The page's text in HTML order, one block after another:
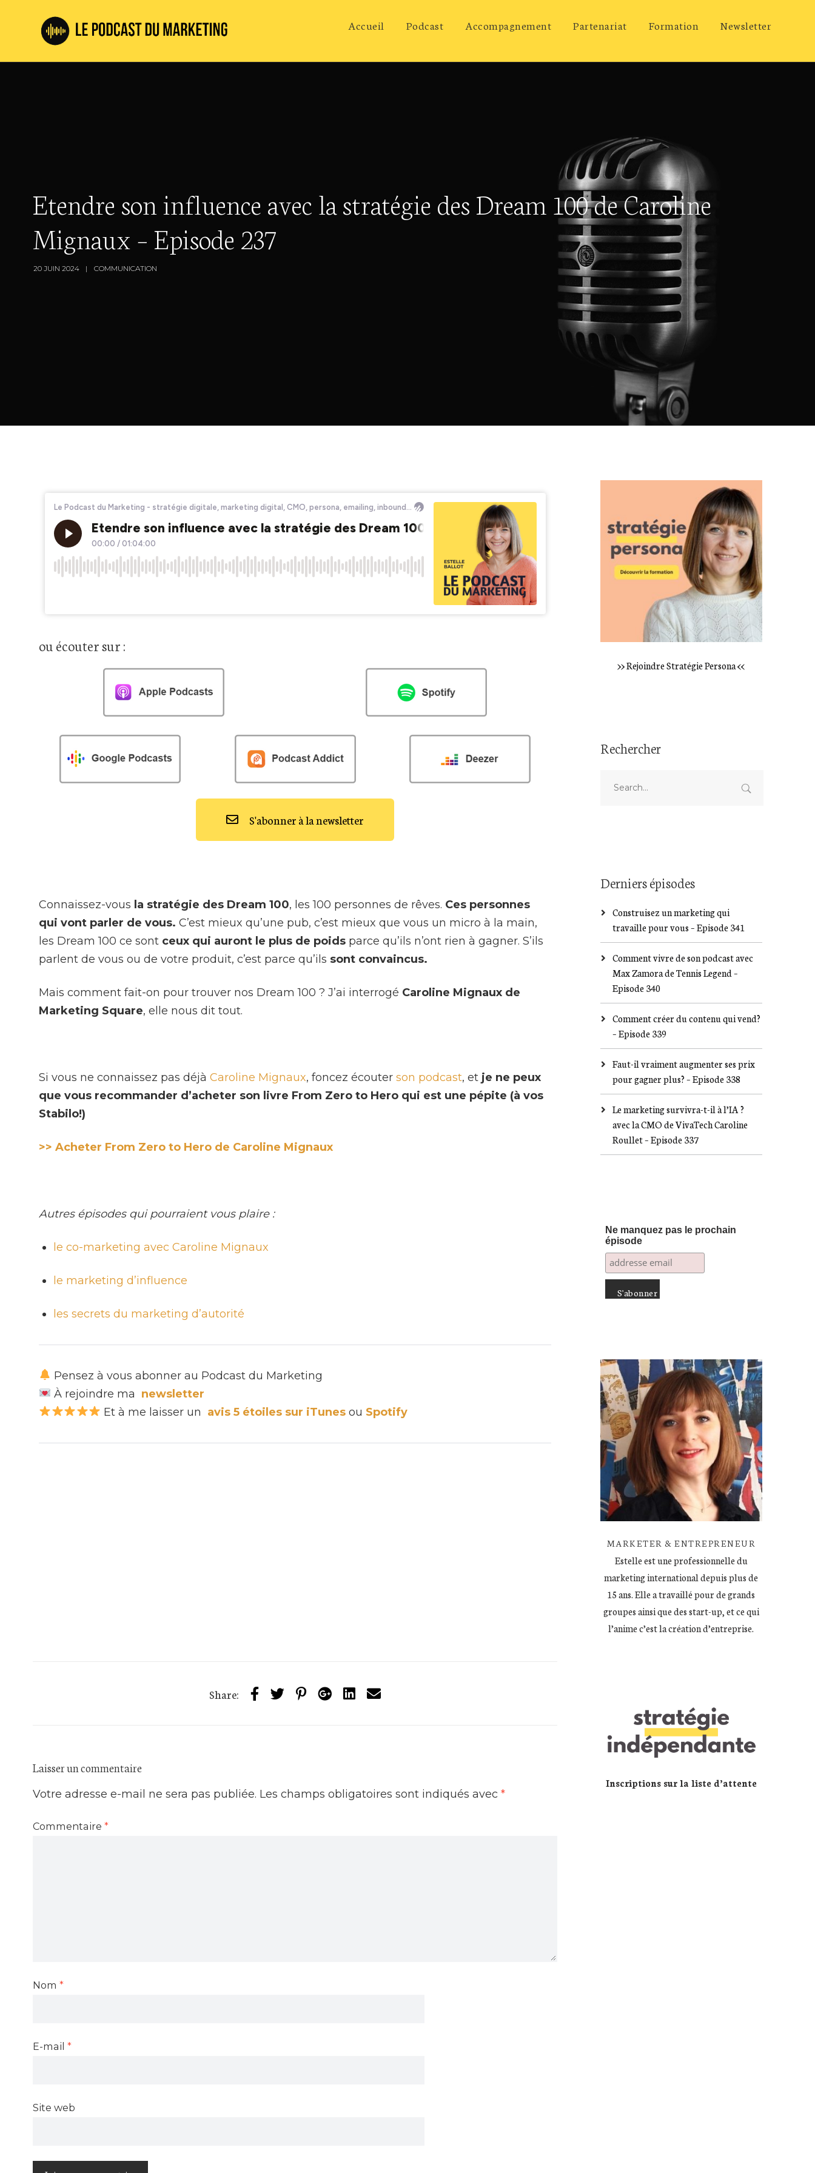
Accueil Podcast Accompagnement Partenariat Formation Newsletter
Etendre son influence avec la stratégie des Dream 100 de Caroline
Mignaux – Episode 237
20 JUIN 2024 COMMUNICATION
ou écouter sur :
S'abonner à la newsletter
Connaissez-vous la stratégie des Dream 100, les 100 personnes de rêves. Ces personnes
qui vont parler de vous. C’est mieux qu’une pub, c’est mieux que vous un micro à la main,
les Dream 100 ce sont ceux qui auront le plus de poidsparce qu’ils n’ont rien à gagner. S’ils
parlent de vous ou de votre produit, c’est parce qu’ils sont convaincus.
Mais comment fait-on pour trouver nos Dream 100 ? J’ai interrogé Caroline Mignaux de
Marketing Square, elle nous dit tout.
Si vous ne connaissez pas déjà Caroline Mignaux, foncez écouter son podcast, etje ne peux
que vous recommander d’acheter son livre From Zero to Hero qui est une pépite (à vos
Stabilo!)
>> Acheter From Zero to Hero de Caroline Mignaux
Autres épisodes qui pourraient vous plaire :
le co-marketing avec Caroline Mignaux
le marketing d’influence
les secrets du marketing d’autorité
Pensez à vous abonner au Podcast du Marketing
À rejoindre ma newsletter
Et à me laisser un avis 5 étoiles sur iTunesou Spotify
Share:
Laisser un commentaire
Votre adresse e-mail ne sera pas publiée. Les champs obligatoires sont indiqués avec *
Commentaire *
Nom *
E-mail *
Site web
>> Rejoindre Stratégie Persona <<
Rechercher
Derniers épisodes
Construisez un marketing qui
travaille pour vous – Episode 341
Comment vivre de son podcast avec
Max Zamora de Tennis Legend –
Episode 340
Comment créer du contenu qui vend?
– Episode 339
Faut-il vraiment augmenter ses prix
pour gagner plus? – Episode 338
Le marketing survivra-t-il à l’IA ?
avec la CMO de VivaTech Caroline
Roullet – Episode 337
Ne manquez pas le prochain
épisode
MARKETER & ENTREPRENEUR
Estelle est une professionnelle du
marketing international depuis plus de
15 ans. Elle a travaillé pour de grands
groupes ainsi que des start-up, et ce qui
l’anime c’est la création d’entreprise.
Inscriptions sur la liste d’attente